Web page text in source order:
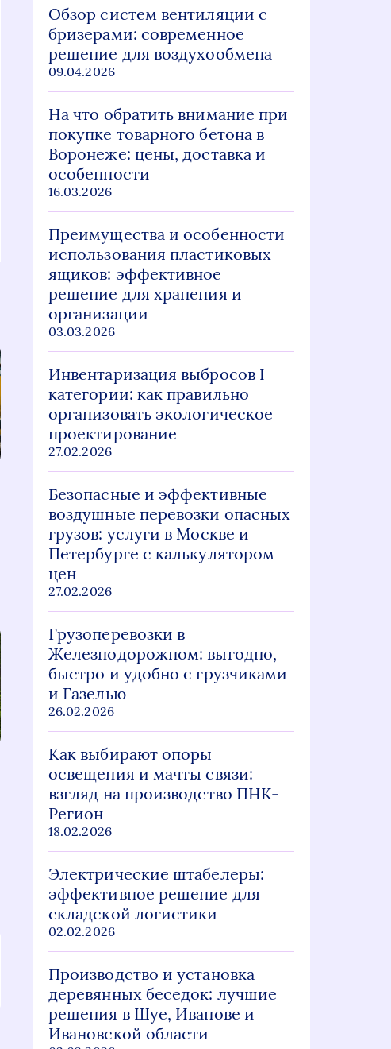
Обзор систем вентиляции с
бризерами: современное
решение для воздухообмена
09.04.2026
На что обратить внимание при
покупке товарного бетона в
Воронеже: цены, доставка и
особенности
16.03.2026
Преимущества и особенности
использования пластиковых
ящиков: эффективное
решение для хранения и
организации
03.03.2026
Инвентаризация выбросов I
категории: как правильно
организовать экологическое
проектирование
27.02.2026
Безопасные и эффективные
воздушные перевозки опасных
грузов: услуги в Москве и
Петербурге с калькулятором
цен
27.02.2026
Грузоперевозки в
Железнодорожном: выгодно,
быстро и удобно с грузчиками
и Газелью
26.02.2026
Как выбирают опоры
освещения и мачты связи:
взгляд на производство ПНК-
Регион
18.02.2026
Электрические штабелеры:
эффективное решение для
складской логистики
02.02.2026
Производство и установка
деревянных беседок: лучшие
решения в Шуе, Иванове и
Ивановской области